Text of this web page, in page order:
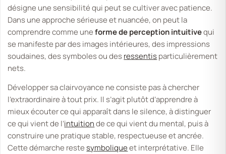
désigne une sensibilité qui peut se cultiver avec patience.
Dans une approche sérieuse et nuancée, on peut la
comprendre comme uneforme de perception intuitivequi
se manifeste par des images intérieures, des impressions
soudaines, des symboles ou desressentisparticulièrement
nets.
Développer sa clairvoyance ne consiste pas à chercher
l’extraordinaire à tout prix. Il s’agit plutôt d’apprendre à
mieux écouter ce qui apparaît dans le silence, à distinguer
ce qui vient de l’intuitionde ce qui vient du mental, puis à
construire une pratique stable, respectueuse et ancrée.
Cette démarche restesymboliqueet interprétative. Elle